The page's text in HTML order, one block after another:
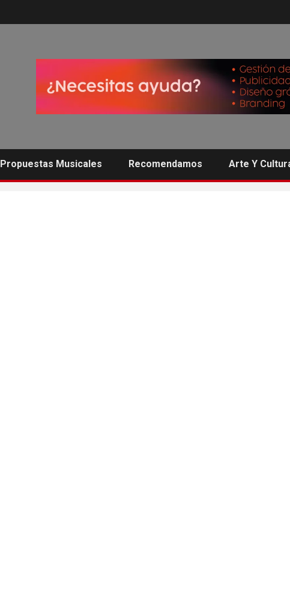
Propuestas Musicales Recomendamos Arte Y